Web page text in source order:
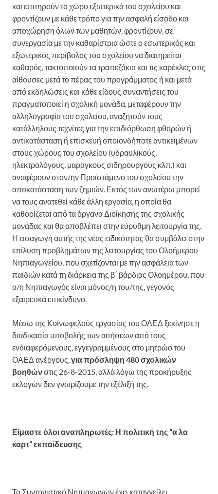
και επιτηρούν το χώρο εξωτερικά του σχολείου και
φροντίζουν με κάθε τρόπο για την ασφαλή είσοδο και
αποχώρηση όλων των μαθητών, φροντίζουν, σε
συνεργασία με την καθαρίστρια ώστε ο εσωτερικός και
εξωτερικός περίβολος του σχολείου να διατηρείται
καθαρός, τακτοποιούν τα τραπεζάκια και τις καρέκλες στις
αίθουσες μετά το πέρας του προγράμματος ή και μετά
από εκδηλώσεις και κάθε είδους συναντήσεις του
πραγματοποιεί η σχολική μονάδα, μεταφέρουν την
αλληλογραφία του σχολείου, αναζητούν τους
κατάλληλους τεχνίτες για την επιδιόρθωση φθορών ή
αντικατάσταση ή επισκευή οποιονδήποτε αντικειμένων
στους χώρους του σχολείου (υδραυλικούς,
ηλεκτρολόγους, μαραγκούς σιδηρουργούς κλπ.) και
αναφέρουν στον/ην Προϊστάμενο του σχολείου την
αποκατάσταση των ζημιών. Εκτός των ανωτέρω μπορεί
να τους ανατεθεί κάθε άλλη εργασία, η οποία θα
καθορίζεται από τα όργανα Διοίκησης της σχολικής
μονάδας και θα αποβλέπει στην εύρυθμη λειτουργία της.
Η εισαγωγή αυτής της νέας ειδικότητας θα συμβάλει στην
επίλυση προβλημάτων της λειτουργίας του Ολοήμερου
Νηπιαγωγείου, που σχετίζονται με την ασφάλεια των
παιδιών κατά τη διάρκεια της β΄ βάρδιας Ολοημέρου, που
ο/η Νηπιαγωγός είναι μόνος/η του/της, γεγονός
εξαιρετικά επικίνδυνο.
Μέσω της Κοινωφελούς εργασίας του ΟΑΕΔ ξεκίνησε η
διαδικασία υποβολής των αιτήσεων από τους
ενδιαφερόμενους, εγγεγραμμένους στο μητρώο του
ΟΑΕΔ ανέργους,για πρόσληψη 480 σχολικών
βοηθώνστις 26-8-2015, αλλά λόγω της προκήρυξης
εκλογών δεν γνωρίζουμε την εξέλιξή της.
Είμαστε όλοι αναπληρωτές: Η πολιτική της ”α λα
καρτ” εκπαίδευσης
Το Συντονιστικό Νηπιαγωγών έχει καταγγείλει